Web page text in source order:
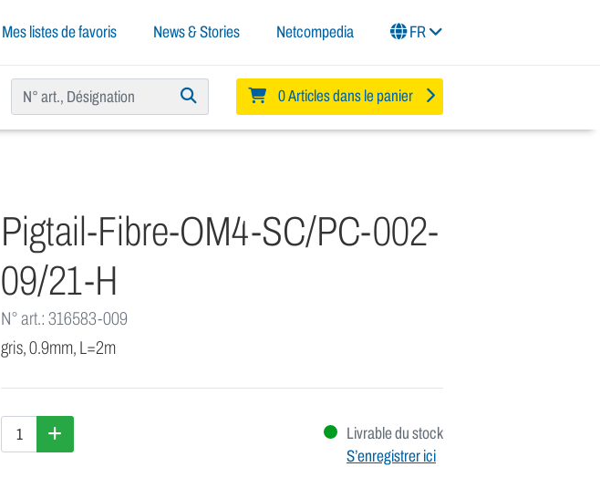
Mes listes de favoris News & Stories Netcompedia FR
0 Articles dans le panier
Pigtail-Fibre-OM4-SC/PC-002-
09/21-H
N° art.: 316583-009
gris, 0.9mm, L=2m
Livrable du stock
S’enregistrer ici